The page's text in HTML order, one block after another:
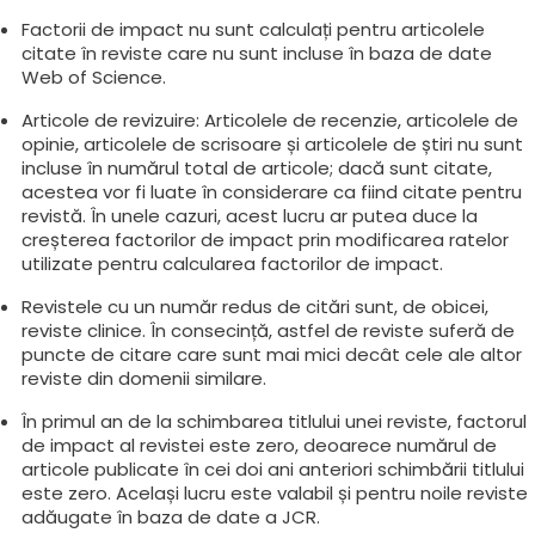
Factorii de impact nu sunt calculați pentru articolele
citate în reviste care nu sunt incluse în baza de date
Web of Science.
Articole de revizuire: Articolele de recenzie, articolele de
opinie, articolele de scrisoare și articolele de știri nu sunt
incluse în numărul total de articole; dacă sunt citate,
acestea vor fi luate în considerare ca fiind citate pentru
revistă. În unele cazuri, acest lucru ar putea duce la
creșterea factorilor de impact prin modificarea ratelor
utilizate pentru calcularea factorilor de impact.
Revistele cu un număr redus de citări sunt, de obicei,
reviste clinice. În consecință, astfel de reviste suferă de
puncte de citare care sunt mai mici decât cele ale altor
reviste din domenii similare.
În primul an de la schimbarea titlului unei reviste, factorul
de impact al revistei este zero, deoarece numărul de
articole publicate în cei doi ani anteriori schimbării titlului
este zero. Același lucru este valabil și pentru noile reviste
adăugate în baza de date a JCR.